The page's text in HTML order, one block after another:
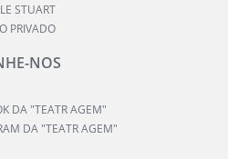
STUART
PRIVADO
NOS
DA "TEATR AGEM"
DA "TEATR AGEM"